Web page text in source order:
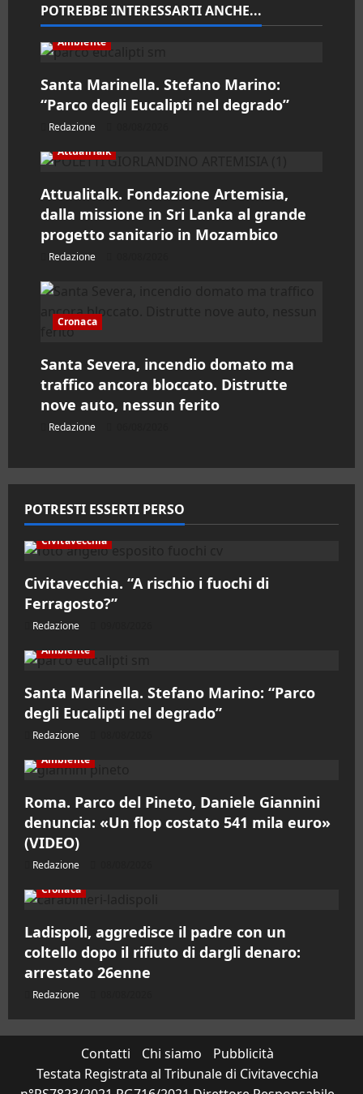
n
e
a
r
t
i
c
o
l
o
POTREBBE INTERESSARTI ANCHE...
Ambiente
Santa Marinella. Stefano Marino:
“Parco degli Eucalipti nel degrado”
Redazione
AttualiTalk
Attualitalk. Fondazione Artemisia,
dalla missione in Sri Lanka al grande
progetto sanitario in Mozambico
Redazione
Cronaca
Santa Severa, incendio domato ma
traffico ancora bloccato. Distrutte
nove auto, nessun ferito
Redazione
POTRESTI ESSERTI PERSO
Civitavecchia
Civitavecchia. “A rischio i fuochi di
Ferragosto?”
Redazione
Ambiente
Santa Marinella. Stefano Marino: “Parco
degli Eucalipti nel degrado”
Redazione
Ambiente
Roma. Parco del Pineto, Daniele Giannini
denuncia: «Un flop costato 541 mila euro»
(VIDEO)
Redazione
Cronaca
Ladispoli, aggredisce il padre con un
coltello dopo il rifiuto di dargli denaro:
arrestato 26enne
Redazione
Contatti Chi siamo
Pubblicità
Testata Registrata al Tribunale di Civitavecchia